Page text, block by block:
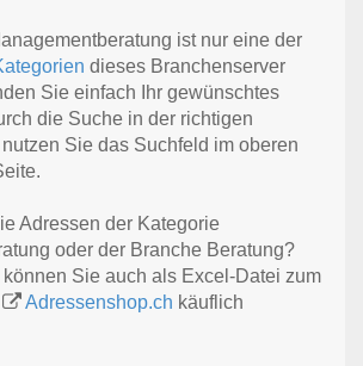
ist nur eine der
dieses Branchenserver
Sie einfach Ihr gewünschtes
die Suche in der richtigen
Sie das Suchfeld im oberen
Adressen der Kategorie
oder der Branche Beratung?
Sie auch als Excel-Datei zum
Adressenshop.ch käuflich